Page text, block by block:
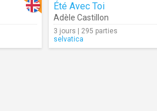
Été Avec Toi
Adèle Castillon
3 jours | 295 parties
selvatica